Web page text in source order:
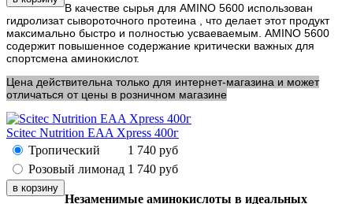
В качестве сырья для AMINO 5600 использован
гидролизат сывороточного протеина , что делает этот продукт
максимально быстро и полностью усваеваемым. AMINO 5600
содержит повышенное содержание критически важных для
спортсмена аминокислот.
Цена действительна только для интернет-магазина и может
отличаться от цены в розничном магазине
Scitec Nutrition EAA Xpress 400г
Тропический
1 740 руб
Розовый лимонад 1 740 руб
Незаменимые аминокислоты в идеальных